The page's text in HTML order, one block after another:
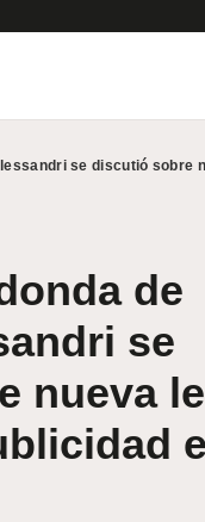
se discutió sobre
de
se
nueva